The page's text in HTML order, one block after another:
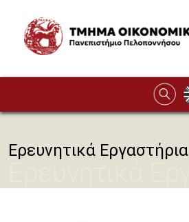
Image
Ερευνητικά Εργαστήρια